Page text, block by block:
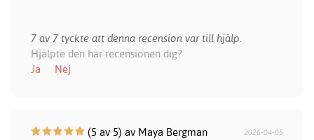
7 av 7 tyckte att denna recension var till hjälp.
Hjälpte den här recensionen dig?
Ja
Nej
(5 av 5) av Maya Bergman 2026-04-05